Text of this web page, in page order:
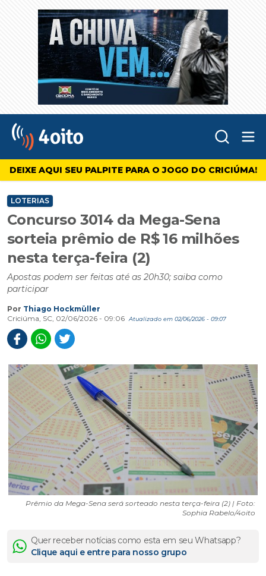
4oito
DEIXE AQUI SEU PALPITE PARA O JOGO DO CRICIÚMA!
LOTERIAS
Concurso 3014 da Mega-Sena
sorteia prêmio de R$ 16 milhões
nesta terça-feira (2)
Apostas podem ser feitas até as 20h30; saiba como
participar
Por Thiago Hockmüller
Criciúma, SC, 02/06/2026 - 09:06
Atualizado em 02/06/2026 - 09:07
Prêmio da Mega-Sena será sorteado nesta terça-feira (2) | Foto:
Sophia Rabelo/4oito
Quer receber notícias como esta em seu Whatsapp?
Clique aqui e entre para nosso grupo